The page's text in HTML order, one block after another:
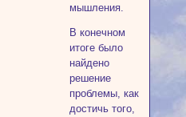
мышления.
В конечном
итоге было
найдено
решение
проблемы, как
достичь того,